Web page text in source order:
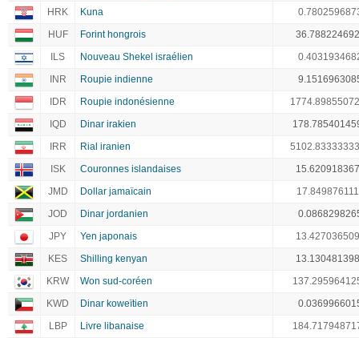
HRK
Kuna
HUF
Forint hongrois
ILS
Nouveau Shekel israélien
INR
Roupie indienne
IDR
Roupie indonésienne
IQD
Dinar irakien
IRR
Rial iranien
ISK
Couronnes islandaises
JMD
Dollar jamaïcain
JOD
Dinar jordanien
JPY
Yen japonais
KES
Shilling kenyan
KRW
Won sud-coréen
KWD
Dinar koweïtien
LBP
Livre libanaise